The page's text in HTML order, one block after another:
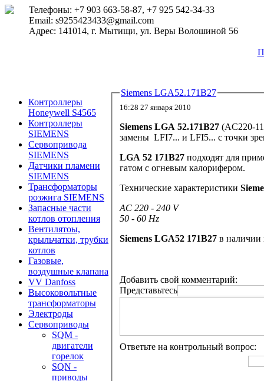
Телефоны: +7 903 663-58-87, +7 925 542-34-33
Email: s9255423433@gmail.com
Адрес: 141014, г. Мытищи, ул. Веры Волошиной 56
Контроллеры
Honeywell S4565
Контроллеры
SIEMENS
Сервопривода
SIEMENS
Датчики пламени
SIEMENS
Трансформаторы
розжига SIEMENS
Запасные части
котлов отопления
Вентилятоы,
крыльчатки, трубки
котлов
Газовые,
воздушные клапана
VV Danfoss
Высоковольтные
трансформаторы
Электроды
Сервоприводы
SQM -
двигатели
горелок
SQN -
приводы
Siemens LGA52.171B27
16:28 27 января 2010
Siemens LGA 52.171B27 (AC220-
замены LFI7... и LFI5... с точки
LGA 52 171B27 подходят для
гатом с огневым калорифером.
Технические характеристики
AC 220 - 240 V
50 - 60 Hz
Siemens LGA52 171B27 в наличии
Добавить свой комментарий:
Представьтесь
Ответьте на контрольный вопрос: